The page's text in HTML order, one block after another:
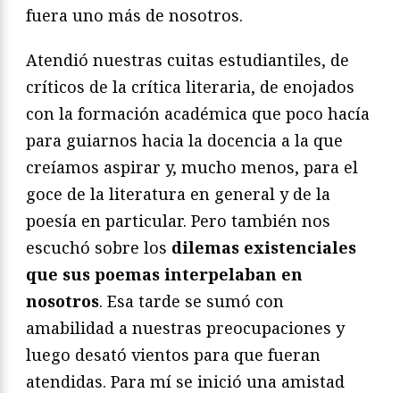
fuera uno más de nosotros.
Atendió nuestras cuitas estudiantiles, de
críticos de la crítica literaria, de enojados
con la formación académica que poco hacía
para guiarnos hacia la docencia a la que
creíamos aspirar y, mucho menos, para el
goce de la literatura en general y de la
poesía en particular. Pero también nos
escuchó sobre los dilemas existenciales
que sus poemas interpelaban en
nosotros. Esa tarde se sumó con
amabilidad a nuestras preocupaciones y
luego desató vientos para que fueran
atendidas. Para mí se inició una amistad